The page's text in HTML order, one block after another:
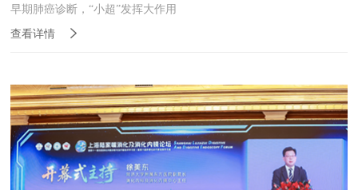
早期肺癌诊断，“小超”发挥大作用
查看详情